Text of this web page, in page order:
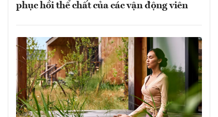
phục hồi thể chất của các vận động viên